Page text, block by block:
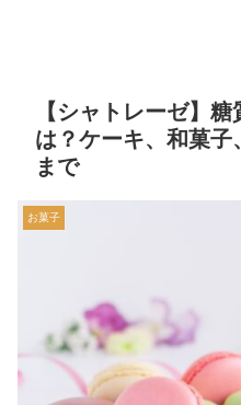
【シャトレーゼ】
は？ケーキ、和菓
まで
お菓子